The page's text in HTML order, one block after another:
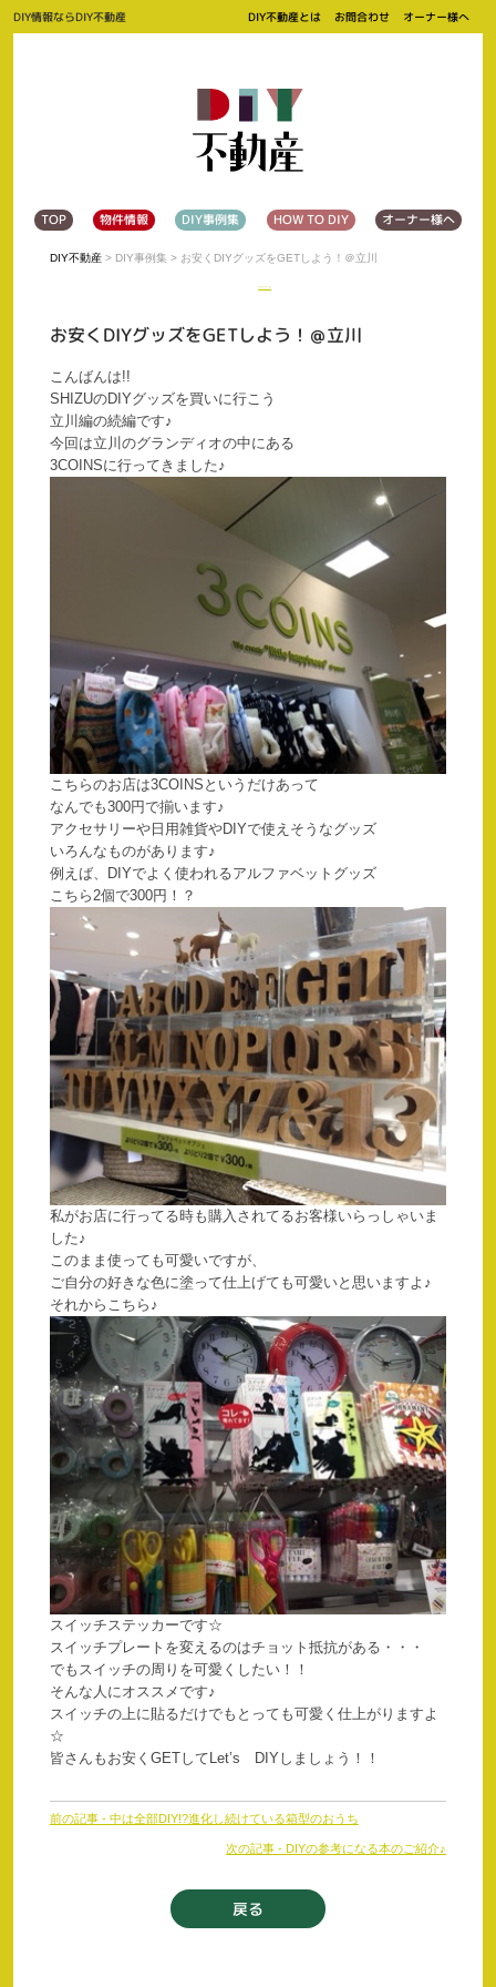
DIY情報ならDIY不動産 DIY不動産とは お問合わせ オーナー様へ
TOP 物件情報 DIY事例集 HOW TO DIY オーナー様へ
DIY不動産> DIY事例集> お安くDIYグッズをGETしよう！＠立川
ツイート
お安くDIYグッズをGETしよう！＠立川
こんばんは!!
SHIZUのDIYグッズを買いに行こう
立川編の続編です♪
今回は立川のグランディオの中にある
3COINSに行ってきました♪
こちらのお店は3COINSというだけあって
なんでも300円で揃います♪
アクセサリーや日用雑貨やDIYで使えそうなグッズ
いろんなものがあります♪
例えば、DIYでよく使われるアルファベットグッズ
こちら2個で300円！？
私がお店に行ってる時も購入されてるお客様いらっしゃいま
した♪
このまま使っても可愛いですが、
ご自分の好きな色に塗って仕上げても可愛いと思いますよ♪
それからこちら♪
スイッチステッカーです☆
スイッチプレートを変えるのはチョット抵抗がある・・・
でもスイッチの周りを可愛くしたい！！
そんな人にオススメです♪
スイッチの上に貼るだけでもとっても可愛く仕上がりますよ
☆
皆さんもお安くGETしてLet’s DIYしましょう！！
前
前の記事 - 中は全部DIY!?進化し続けている箱型のおうち
次の記事 - DIYの参考になる本のご紹介♪
戻る